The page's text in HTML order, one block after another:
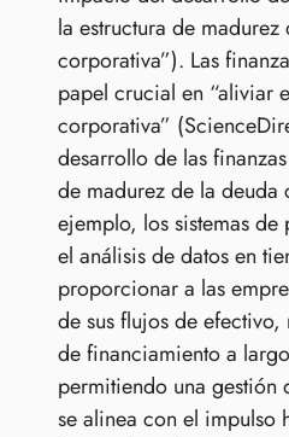
la estructura de madurez
corporativa”). Las
papel crucial en “aliviar
corporativa”
desarrollo de las
de madurez de la deuda
ejemplo, los sistemas
el análisis de datos en
proporcionar a las
de sus flujos de
de financiamiento a
permitiendo una gestión
se alinea con el impulso